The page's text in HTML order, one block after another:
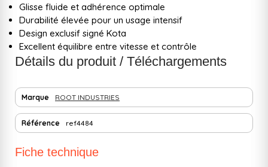
Glisse fluide et adhérence optimale
Durabilité élevée pour un usage intensif
Design exclusif signé Kota
Excellent équilibre entre vitesse et contrôle
Détails du produit / Téléchargements
Marque ROOT INDUSTRIES
Référence ref4484
Fiche technique